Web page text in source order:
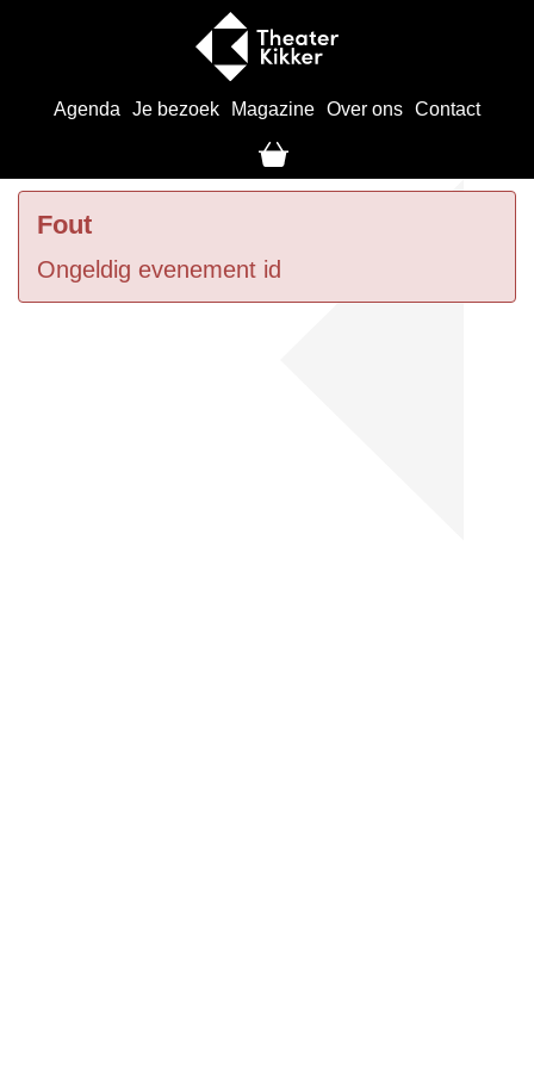
Agenda Je bezoek Magazine Over ons Contact
Fout
Ongeldig evenement id